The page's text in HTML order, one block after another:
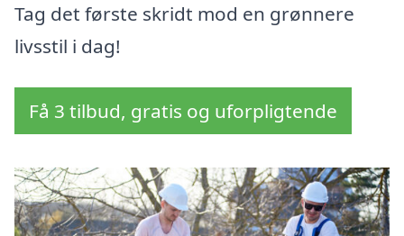
Tag det første skridt mod en grønnere
livsstil i dag!
Få 3 tilbud, gratis og uforpligtende